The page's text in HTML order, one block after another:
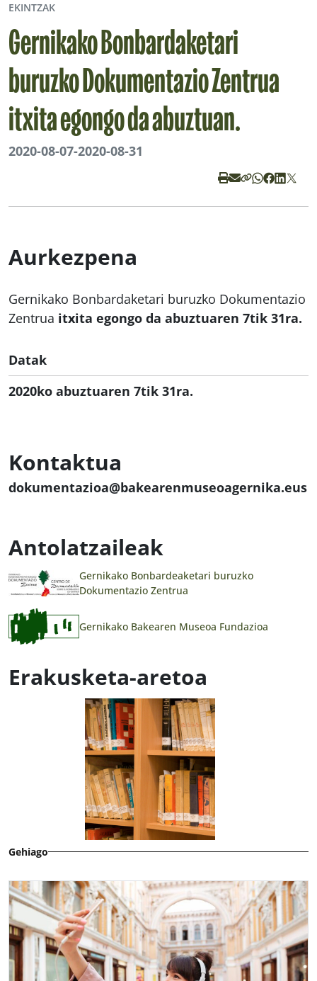
EKINTZAK
Gernikako Bonbardaketari
buruzko Dokumentazio Zentrua
itxita egongo da abuztuan.
2020-08-07-2020-08-31
Aurkezpena
Gernikako Bonbardaketari buruzko Dokumentazio
Zentrua itxita egongo da abuztuaren 7tik 31ra.
Datak
2020ko abuztuaren 7tik 31ra.
Kontaktua
dokumentazioa@bakearenmuseoagernika.eus
Antolatzaileak
Gernikako Bonbardeaketari buruzko
Dokumentazio Zentrua
Gernikako Bakearen Museoa Fundazioa
Erakusketa-aretoa
Gehiago